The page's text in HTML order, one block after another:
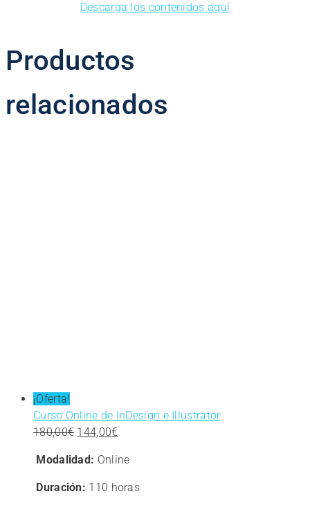
Descarga los contenidos aquí
Productos
relacionados
¡Oferta!
Curso Online de InDesign e Illustrator
180,00€ El
original
era:
144,00€
actual
Modalidad: Online
Duración: 110 horas